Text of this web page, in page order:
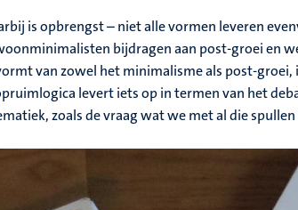
is opbrengst – niet alle vormen leveren
bijdragen aan post-groei en
van zowel het minimalisme als post-groei,
levert iets op in termen van het
zoals de vraag wat we met al die